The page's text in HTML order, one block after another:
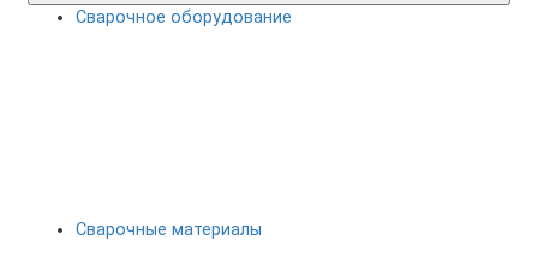
Сварочное оборудование
Сварочные материалы